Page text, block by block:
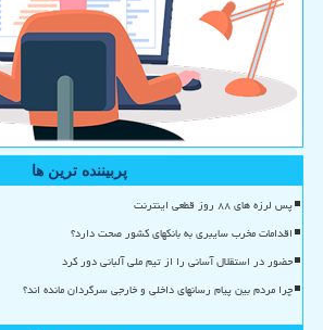
پربیننده ترین ها
پس لرزه های ۸۸ روز قطعی اینترنت
اقدامات مخرب سایبری به بانکهای کشور صحت دارد؟
حضور در استقلال آسانی را از تیم ملی آلبانی دور کرد
چرا مردم بین پیام رسانهای داخلی و خارجی سرگردان مانده اند؟